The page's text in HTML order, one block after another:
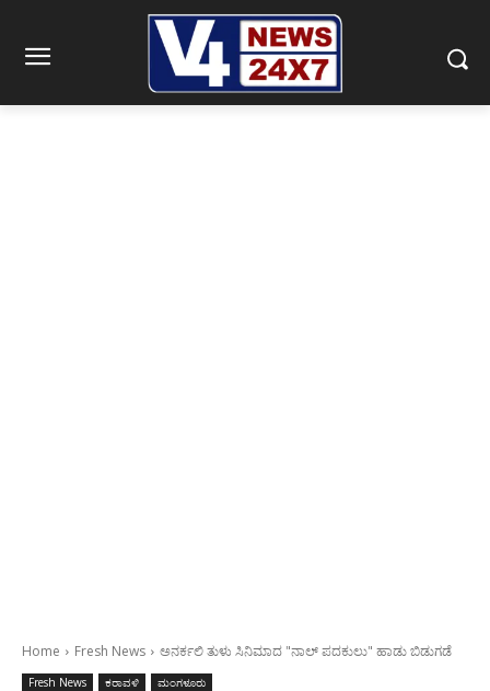
Home Fresh News ಅನರ್ಕಲಿ ತುಳು ಸಿನಿಮಾದ "ನಾಲ್ ಪದಕುಲು" ಹಾಡು ಬಿಡುಗಡೆ
Fresh News ಕರಾವಳಿ ಮಂಗಳೂರು